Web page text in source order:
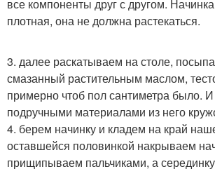
все компоненты друг с другом.
плотная, она не должна растекаться.
3. далее раскатываем на столе,
смазанный растительным маслом,
примерно чтоб пол сантиметра было.
подручными материалами из него
4. берем начинку и кладем на край
оставшейся половинкой накрываем
прищипываем пальчиками, а